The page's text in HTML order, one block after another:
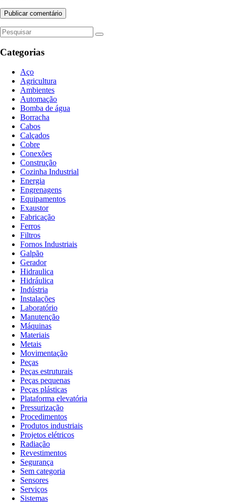
Categorias
Aço
Agricultura
Ambientes
Automação
Bomba de água
Borracha
Cabos
Calçados
Cobre
Conexões
Construção
Cozinha Industrial
Energia
Engrenagens
Equipamentos
Exaustor
Fabricação
Ferros
Filtros
Fornos Industriais
Galpão
Gerador
Hidraulica
Hidráulica
Indústria
Instalações
Laboratório
Manutenção
Máquinas
Materiais
Metais
Movimentação
Peças
Peças estruturais
Peças pequenas
Peças plásticas
Plataforma elevatória
Pressurização
Procedimentos
Produtos industriais
Projetos elétricos
Radiação
Revestimentos
Segurança
Sem categoria
Sensores
Serviços
Sistemas